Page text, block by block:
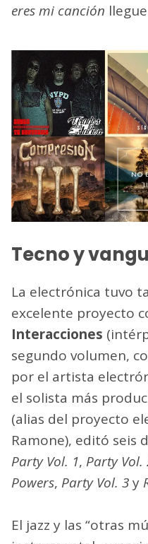
eres mi canción
Tecno y
La electrónica tuvo
excelente proyecto
Interacciones
segundo volumen,
por el artista
el solista más
(alias del proyecto
Ramone), editó seis
Party Vol. 1, Party Vol.
Powers, Party Vol. 3y
El jazz y las “otras